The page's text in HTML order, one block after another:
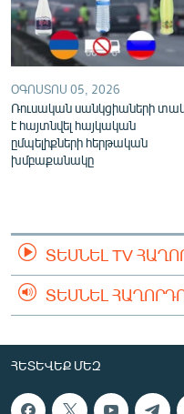
ՕԳՈՍՏՈՍ 05, 2026
Ռուսական սանկցիաների
է հայտնվել հայկական
ըմպելիքների հերթական
խմբաքանակը
ՏԵՍՆԵԼ TV
ՏԵՍՆԵԼ
ՀԵՏԵՎԵՔ ՄԵԶ